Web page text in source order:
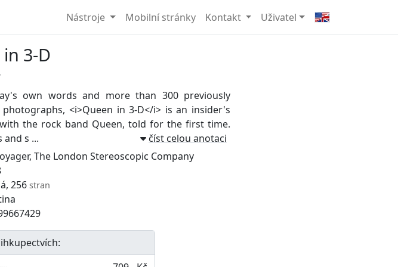
Nástroje Mobilní stránky Kontakt Uživatel
3-D
own words and more than 300 previously
photographs, <i>Queen in 3-D</i> is an insider's
the rock band Queen, told for the first time.
and s ...
číst celou anotaci
, The London Stereoscopic Company
256 stran